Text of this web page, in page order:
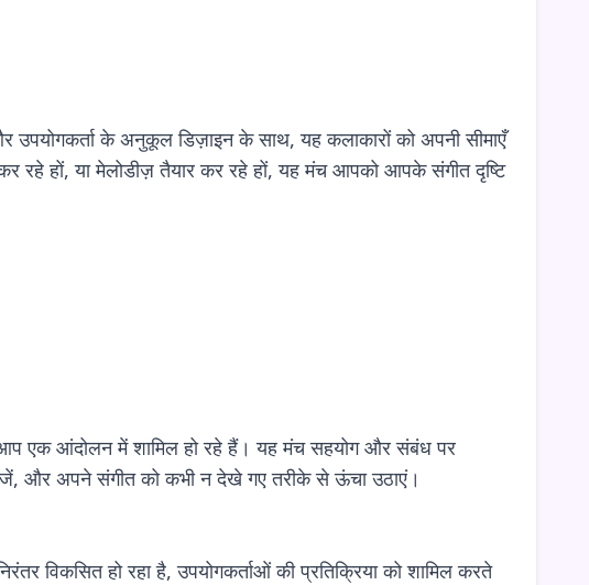
उपयोगकर्ता के अनुकूल डिज़ाइन के साथ, यह कलाकारों को अपनी सीमाएँ
रहे हों, या मेलोडीज़ तैयार कर रहे हों, यह मंच आपको आपके संगीत दृष्टि
एक आंदोलन में शामिल हो रहे हैं। यह मंच सहयोग और संबंध पर
और अपने संगीत को कभी न देखे गए तरीके से ऊंचा उठाएं।
हो रहा है, उपयोगकर्ताओं की प्रतिक्रिया को शामिल करते